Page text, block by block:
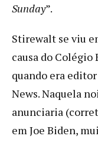
Sunday”.
Stirewalt se viu
causa do
quando era
News. Naquela
anunciaria
em Joe Biden,